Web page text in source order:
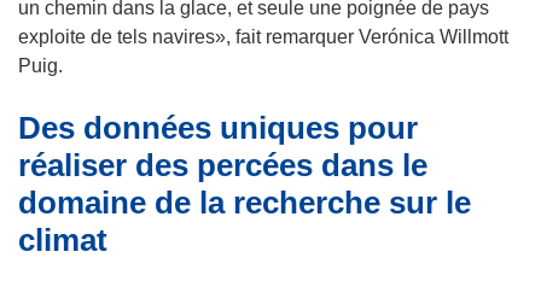
a
u
e
n
u
v
d
a
n
s
u
un chemin dans la glace, et seule une poignée de pays
exploite de tels navires», fait remarquer Verónica Willmott
Puig.
Des données uniques pour
réaliser des percées dans le
domaine de la recherche sur le
climat